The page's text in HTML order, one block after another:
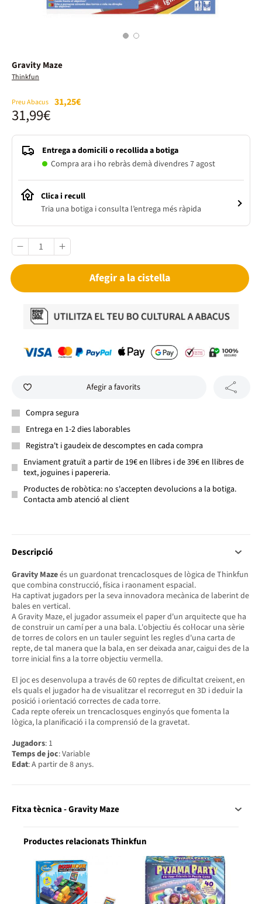
1 2
Gravity Maze
Thinkfun
Preu Abacus 31,25€
31,99€
Entrega a domicili o recollida a botiga
Compra ara i ho rebràs demà divendres 7 agost
Clica i recull
Tria una botiga i consulta l’entrega més ràpida
Afegir a la cistella
Afegir a favorits
Compra segura
Entrega en 1-2 dies laborables
Registra't i gaudeix de descomptes en cada compra
Enviament gratuït a partir de 19€ en llibres i de 39€ en llibres de
text, joguines i papereria.
Productes de robòtica: no s'accepten devolucions a la botiga.
Contacta amb atenció al client
Descripció
Gravity Mazeés un guardonat trencaclosques de lògica de Thinkfun
que combina construcció, física i raonament espacial.
Ha captivat jugadors per la seva innovadora mecànica de laberint de
bales en vertical.
A Gravity Maze, el jugador assumeix el paper d'un arquitecte que ha
de construir un camí per a una bala. L'objectiu és col·locar una sèrie
de torres de colors en un tauler seguint les regles d'una carta de
repte, de tal manera que la bala, en ser deixada anar, caigui des de la
torre inicial fins a la torre objectiu vermella.
El joc es desenvolupa a través de 60 reptes de dificultat creixent, en
els quals el jugador ha de visualitzar el recorregut en 3D i deduir la
posició i orientació correctes de cada torre.
Cada repte ofereix un trencaclosques enginyós que fomenta la
lògica, la planificació i la comprensió de la gravetat.
Jugadors: 1
Temps de joc: Variable
Edat: A partir de 8 anys.
Fitxa tècnica - Gravity Maze
Productes relacionats Thinkfun